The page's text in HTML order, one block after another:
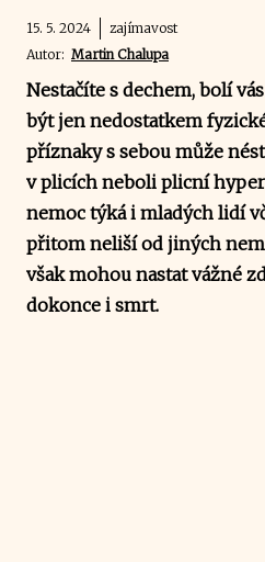
15. 5. 2024
zajímavost
Autor: Martin Chalupa
Nestačíte s dechem, bolí
být jen nedostatkem
příznaky s sebou může
v plicích neboli plicní
nemoc týká i mladých lidí
přitom neliší od jiných
však mohou nastat vážné
dokonce i smrt.